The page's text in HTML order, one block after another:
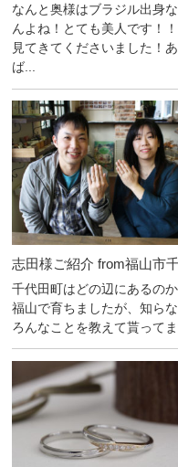
なんと奥様はブラジル出身
んよね！とても美人です！
見てきてくださいました！
ば...
志田様ご紹介 from福山市
千代田町はどの辺にあるの
福山で育ちましたが、知ら
ろんなことを教えて貰って